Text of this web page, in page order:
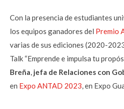
Con la presencia de estudiantes
los equipos ganadores del Premio
varias de sus ediciones (2020-
Talk “Emprende e impulsa tu
Breña, jefa de Relaciones con
en Expo ANTAD 2023, en Expo